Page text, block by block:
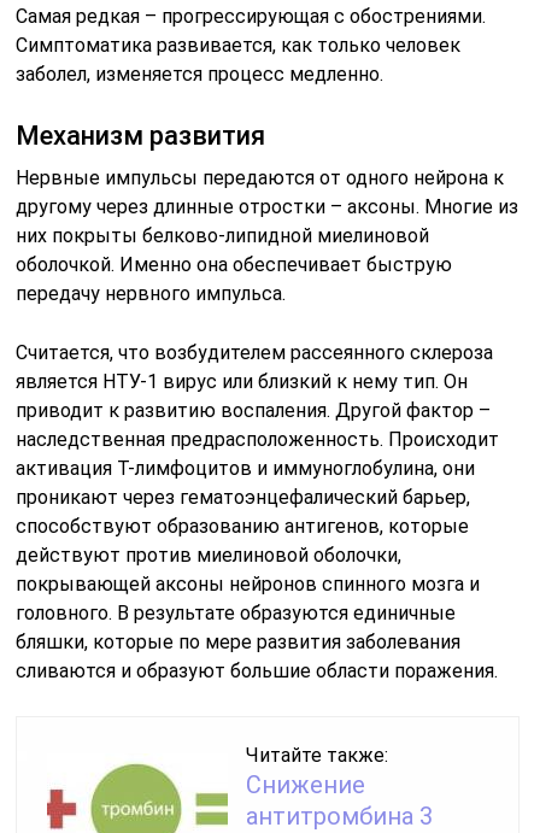
Самая редкая – прогрессирующая с обострениями.
Симптоматика развивается, как только человек
заболел, изменяется процесс медленно.
Механизм развития
Нервные импульсы передаются от одного нейрона к
другому через длинные отростки – аксоны. Многие из
них покрыты белково-липидной миелиновой
оболочкой. Именно она обеспечивает быструю
передачу нервного импульса.
Считается, что возбудителем рассеянного склероза
является НТУ-1 вирус или близкий к нему тип. Он
приводит к развитию воспаления. Другой фактор –
наследственная предрасположенность. Происходит
активация T-лимфоцитов и иммуноглобулина, они
проникают через гематоэнцефалический барьер,
способствуют образованию антигенов, которые
действуют против миелиновой оболочки,
покрывающей аксоны нейронов спинного мозга и
головного. В результате образуются единичные
бляшки, которые по мере развития заболевания
сливаются и образуют большие области поражения.
Читайте также:
Снижение
антитромбина 3